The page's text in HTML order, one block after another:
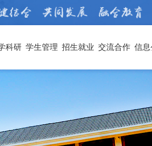
科研 学生管理 招生就业 交流合作 信